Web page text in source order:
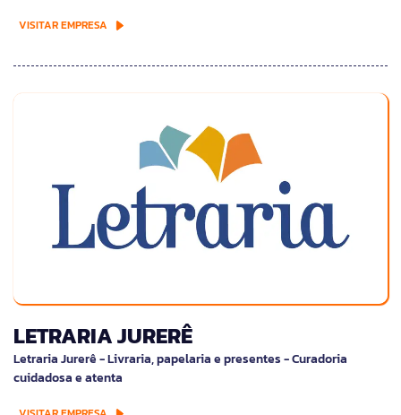
VISITAR EMPRESA
LETRARIA JURERÊ
Letraria Jurerê - Livraria, papelaria e presentes - Curadoria
cuidadosa e atenta